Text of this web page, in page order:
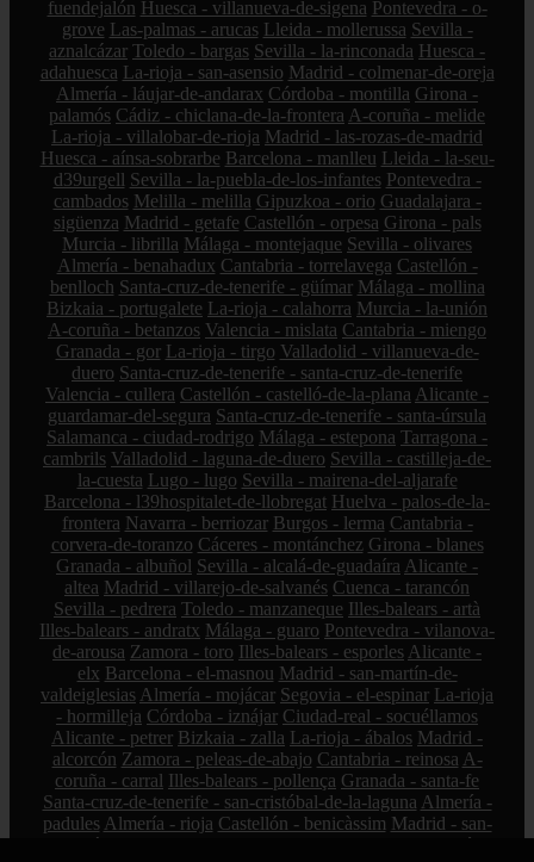
fuendejalón Huesca - villanueva-de-sigena Pontevedra - o-
grove Las-palmas - arucas Lleida - mollerussa Sevilla -
aznalcázar Toledo - bargas Sevilla - la-rinconada Huesca -
adahuesca La-rioja - san-asensio Madrid - colmenar-de-oreja
Almería - láujar-de-andarax Córdoba - montilla Girona -
palamós Cádiz - chiclana-de-la-frontera A-coruña - melide
La-rioja - villalobar-de-rioja Madrid - las-rozas-de-madrid
Huesca - aínsa-sobrarbe Barcelona - manlleu Lleida - la-seu-
d39urgell Sevilla - la-puebla-de-los-infantes Pontevedra -
cambados Melilla - melilla Gipuzkoa - orio Guadalajara -
sigüenza Madrid - getafe Castellón - orpesa Girona - pals
Murcia - librilla Málaga - montejaque Sevilla - olivares
Almería - benahadux Cantabria - torrelavega Castellón -
benlloch Santa-cruz-de-tenerife - güímar Málaga - mollina
Bizkaia - portugalete La-rioja - calahorra Murcia - la-unión
A-coruña - betanzos Valencia - mislata Cantabria - miengo
Granada - gor La-rioja - tirgo Valladolid - villanueva-de-
duero Santa-cruz-de-tenerife - santa-cruz-de-tenerife
Valencia - cullera Castellón - castelló-de-la-plana Alicante -
guardamar-del-segura Santa-cruz-de-tenerife - santa-úrsula
Salamanca - ciudad-rodrigo Málaga - estepona Tarragona -
cambrils Valladolid - laguna-de-duero Sevilla - castilleja-de-
la-cuesta Lugo - lugo Sevilla - mairena-del-aljarafe
Barcelona - l39hospitalet-de-llobregat Huelva - palos-de-la-
frontera Navarra - berriozar Burgos - lerma Cantabria -
corvera-de-toranzo Cáceres - montánchez Girona - blanes
Granada - albuñol Sevilla - alcalá-de-guadaíra Alicante -
altea Madrid - villarejo-de-salvanés Cuenca - tarancón
Sevilla - pedrera Toledo - manzaneque Illes-balears - artà
Illes-balears - andratx Málaga - guaro Pontevedra - vilanova-
de-arousa Zamora - toro Illes-balears - esporles Alicante -
elx Barcelona - el-masnou Madrid - san-martín-de-
valdeiglesias Almería - mojácar Segovia - el-espinar La-rioja
- hormilleja Córdoba - iznájar Ciudad-real - socuéllamos
Alicante - petrer Bizkaia - zalla La-rioja - ábalos Madrid -
alcorcón Zamora - peleas-de-abajo Cantabria - reinosa A-
coruña - carral Illes-balears - pollença Granada - santa-fe
Santa-cruz-de-tenerife - san-cristóbal-de-la-laguna Almería -
padules Almería - rioja Castellón - benicàssim Madrid - san-
sebastián-de-los-reyes
Jaén -